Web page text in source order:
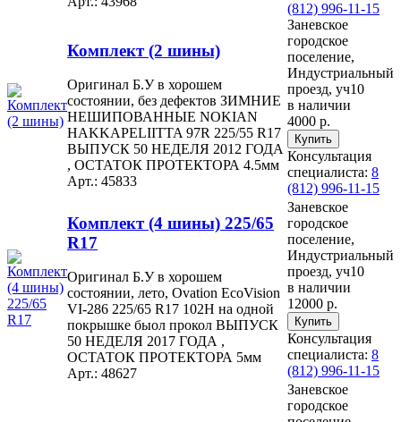
(812) 996-11-15
Комплект (2 шины)
Оригинал Б.У в хорошем
состоянии, без дефектов ЗИМНИЕ
НЕШИПОВАННЫЕ NOKIAN
HAKKAPELIITTA 97R 225/55 R17
ВЫПУСК 50 НЕДЕЛЯ 2012 ГОДА
, ОСТАТОК ПРОТЕКТОРА 4.5мм
Арт.: 45833
Заневское
городское
поселение,
Индустриальный
проезд, уч10
в наличии
4000 р.
Консультация
специалиста: 8
(812) 996-11-15
Комплект (4 шины) 225/65
R17
Оригинал Б.У в хорошем
состоянии, лето, Ovation EcoVision
VI-286 225/65 R17 102H на одной
покрышке быол прокол ВЫПУСК
50 НЕДЕЛЯ 2017 ГОДА ,
ОСТАТОК ПРОТЕКТОРА 5мм
Арт.: 48627
Заневское
городское
поселение,
Индустриальный
проезд, уч10
в наличии
12000 р.
Консультация
специалиста: 8
(812) 996-11-15
Заневское
городское